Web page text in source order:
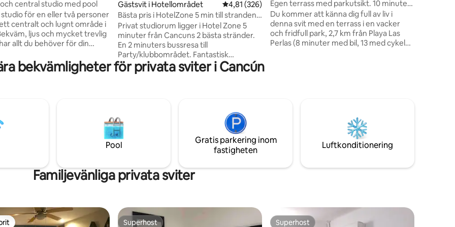
central studio med pool
för en eller två personer
centralt och lugnt område i
ljus och mycket trevlig
allt du behöver för din
Wi-Fi, pentry med
takterrass och fler
och de allmänna
Allt du behöver för att känna
Gästsvit i Hotellområdet 4,81 av 5 i genomsnittligt betyg, 326 omdömen
4,81 (326)
Bästa pris i HotelZone 5 min till stranden,
bra wifi
Privat studiorum ligger i Hotel Zone 5
minuter från Cancuns 2 bästa stränder.
En 2 minuters bussresa till
Party/klubbområdet. Fantastisk
internethastighet för distansarbetare!
Rummet ligger inom samma grind som
komplett badrum och garderob. Fläkt i
taket, och luftkonditionering. Din minibar
och mikrovågsugn. (Måste använda en
trappa för att komma åt detta rum).
Liten balkong för rökare.
Egen terrass med parkutsikt. 10 minuter
till stranden
Du kommer att känna dig full av liv i
denna svit med en terrass i en vacker
och fridfull park, 2,7 km från Playa Las
Perlas (8 minuter med bil, 13 med cykel
supermarknader, hantverk och mer.
bekvämligheter för privata sviter i Cancún
Pool
Gratis parkering inom
fastigheten
Luftkonditionering
Familjevänliga privata sviter
Superhost Superhost